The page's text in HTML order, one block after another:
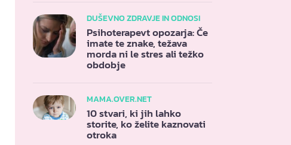
DUŠEVNO ZDRAVJE IN ODNOSI
Psihoterapevt opozarja: Če
imate te znake, težava
morda ni le stres ali težko
obdobje
MAMA.OVER.NET
10 stvari, ki jih lahko
storite, ko želite kaznovati
otroka